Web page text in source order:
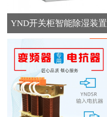
YND开关柜智能除湿装置